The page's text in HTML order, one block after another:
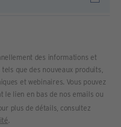
des informations et
que des nouveaux produits,
et webinaires. Vous pouvez
le lien en bas de nos emails ou
plus de détails, consultez
.